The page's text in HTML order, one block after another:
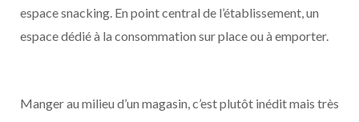
espace snacking. En point central de l’établissement, un
espace dédié à la consommation sur place ou à emporter.
Manger au milieu d’un magasin, c’est plutôt inédit mais très